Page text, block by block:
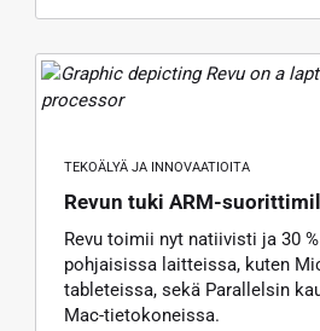
TEKOÄLYÄ JA INNOVAATIOITA
Revun tuki ARM-
Revu toimii nyt natiivisti ja 30
pohjaisissa laitteissa, kuten
tableteissa, sekä Parallelsin
Mac-tietokoneissa.